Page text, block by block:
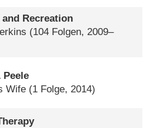
and Recreation
(104 Folgen, 2009–
Peele
Wife (1 Folge, 2014)